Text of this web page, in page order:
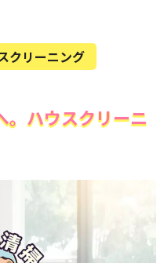
クリーニング
。ハウスクリーニ